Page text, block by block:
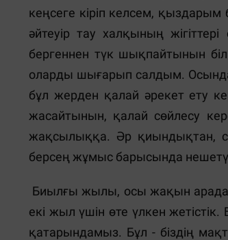
кеңсеге кіріп келсем, қыздарым
әйтеуір тау халқының
бергеннен түк шықпайтынын
оларды шығарып салдым.
бұл жерден қалай әрекет ету
жасайтынын, қалай сөйлесу
жақсылыққа. Әр қиындықтан,
берсең жұмыс барысында
Биылғы жылы, осы жақын арада
екі жыл үшін өте үлкен
қатарындамыз. Бұл - біздің